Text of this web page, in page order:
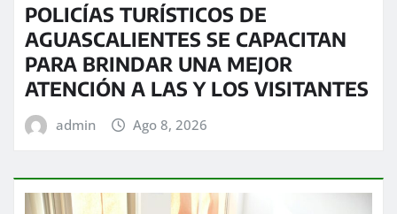
POLICÍAS TURÍSTICOS DE
AGUASCALIENTES SE CAPACITAN
PARA BRINDAR UNA MEJOR
ATENCIÓN A LAS Y LOS VISITANTES
admin Ago 8, 2026